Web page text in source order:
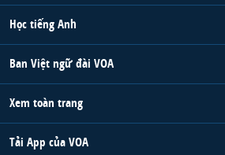
Học tiếng Anh
Ban Việt ngữ đài VOA
Xem toàn trang
Tải App của VOA